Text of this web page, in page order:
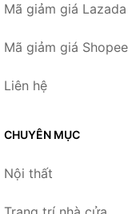
Mã giảm giá Lazada
Mã giảm giá Shopee
Liên hệ
CHUYÊN MỤC
Nội thất